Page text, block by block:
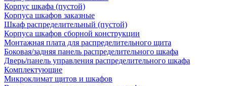
Корпус шкафа (пустой)
Корпуса шкафов заказные
Шкаф распределительный (пустой)
Корпуса шкафов сборной конструкции
Монтажная плата для распределительного щита
Боковая/задняя панель распределительного шкафа
Дверь/панель управления распределительного шкафа
Комплектующие
Микроклимат щитов и шкафов